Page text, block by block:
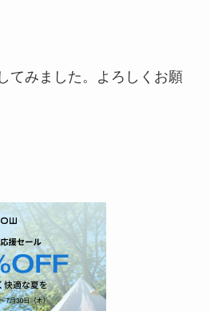
てみました。よろしくお願